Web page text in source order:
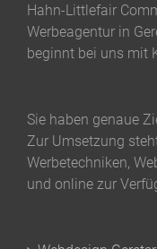
Hahn-Littlefair
Werbeagentur in
beginnt bei uns mit
Sie haben genaue
Zur Umsetzung
Werbetechniken,
und online zur